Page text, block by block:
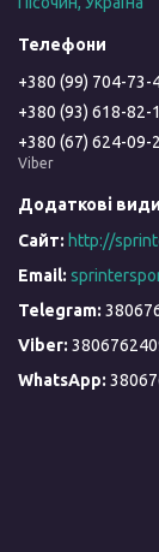
+380 (99) 704-73-
+380 (93) 618-82-
+380 (67) 624-09-
Viber
http://